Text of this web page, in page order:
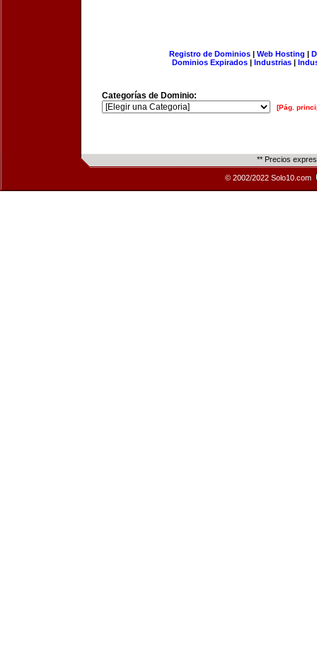
Registro de Dominios| Web Hosting |
Dominios Expirados | Industrias |
Categorías de Dominio:
[Pág.
** Precios
© 2002/2022 Solo10.com